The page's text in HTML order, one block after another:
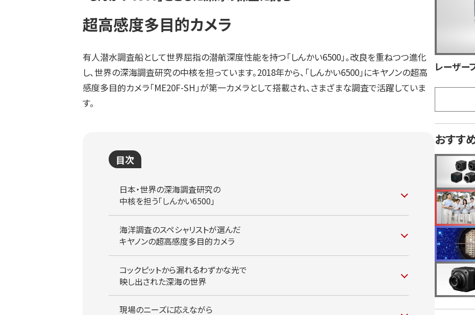
超高感度多目的カメラ
有人潜水調査船として世界屈指の潜航深度性能を持つ「しんかい6500」。改良を重ねつつ進化
し、世界の深海調査研究の中核を担っています。2018年から、「しんかい6500」にキヤノンの超高
感度多目的カメラ「ME20F-SH」が第一カメラとして搭載され、さまざまな調査で活躍していま
す。
目次
日本・世界の深海調査研究の
中核を担う「しんかい6500」
海洋調査のスペシャリストが選んだ
キヤノンの超高感度多目的カメラ
コックピットから漏れるわずかな光で
映し出された深海の世界
現場のニーズに応えながら
レーザー
おすす